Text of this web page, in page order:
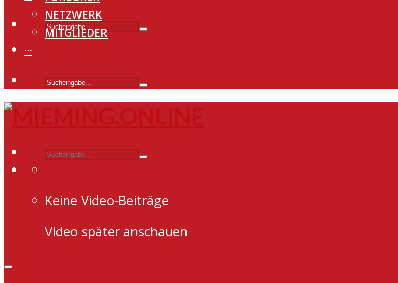
NETZWERK
MITGLIEDER
···
Keine Video-Beiträge
Video später anschauen